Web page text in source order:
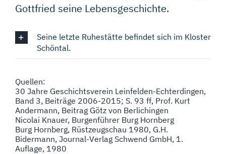
Gottfried seine Lebensgeschichte.
Seine letzte Ruhestätte befindet sich im Kloster
Schöntal.
Quellen:
30 Jahre Geschichtsverein Leinfelden-Echterdingen,
Band 3, Beiträge 2006-2015; S. 93 ff, Prof. Kurt
Andermann, Beitrag Götz von Berlichingen
Nicolai Knauer, Burgenführer Burg Hornberg
Burg Hornberg, Rüstzeugschau 1980, G.H.
Bidermann, Journal-Verlag Schwend GmbH, 1.
Auflage, 1980